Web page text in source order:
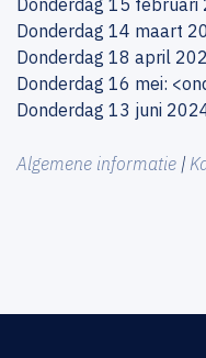
Donderdag 15
Donderdag 14 maart
Donderdag 18 april
Donderdag 16 mei:
Donderdag 13 juni
Algemene informatie |